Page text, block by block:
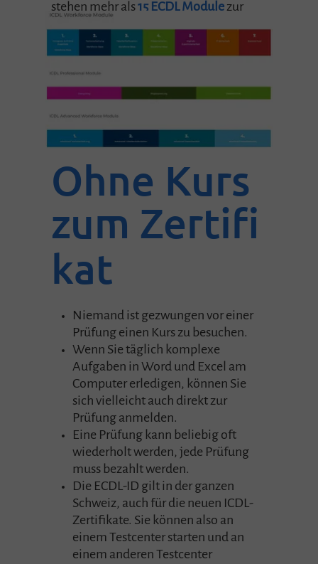
Ohne Kurs
zum Zertifi
kat
Niemand ist gezwungen vor einer
Prüfung einen Kurs zu besuchen.
Wenn Sie täglich komplexe
Aufgaben in Word und Excel am
Computer erledigen, können Sie
sich vielleicht auch direkt zur
Prüfung anmelden.
Eine Prüfung kann beliebig oft
wiederholt werden, jede Prüfung
muss bezahlt werden.
Die ECDL-ID gilt in der ganzen
Schweiz, auch für die neuen ICDL-
Zertifikate. Sie können also an
einem Testcenter starten und an
einem anderen Testcenter
stehen mehr als15 ECDL Modulezur
Anforderungen an digitale Kenntnisse
abdecken.